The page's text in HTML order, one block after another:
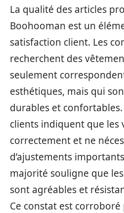
La qualité des articles
Boohooman est un
satisfaction client. Les
recherchent des
seulement
esthétiques, mais qui
durables et
clients indiquent que
correctement et ne
d’ajustements
majorité souligne que
sont agréables et
Ce constat est